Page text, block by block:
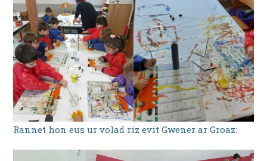
Rannet hon eus ur volad riz evit Gwener ar Groaz: